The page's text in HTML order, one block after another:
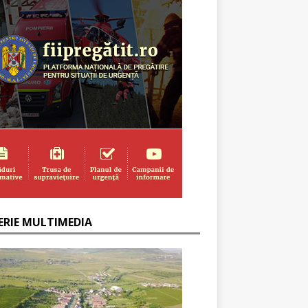
MULTIMEDIA